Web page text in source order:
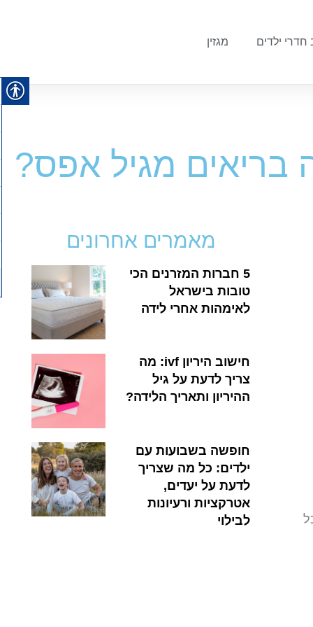
חדרי ילדים מגזין
בריאים מגיל אפס?
מאמרים אחרונים
5 חברות המזרנים הכי
טובות בישראל
לאימהות אחרי לידה
חישוב היריון ivf: מה
צריך לדעת על גיל
ההיריון ותאריך הלידה?
חופשה בשבועות עם
ילדים: כל מה שצריך
לדעת על יעדים,
אטרקציות ורעיונות
לבילוי